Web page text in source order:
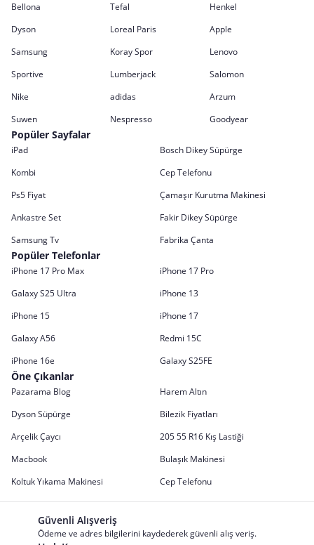
Bellona
Tefal
Henkel
Dyson
Loreal Paris
Apple
Samsung
Koray Spor
Lenovo
Sportive
Lumberjack
Salomon
Nike
adidas
Arzum
Suwen
Nespresso Goodyear
Popüler Sayfalar
iPad
Bosch Dikey Süpürge
Kombi
Cep Telefonu
Ps5 Fiyat
Çamaşır Kurutma Makinesi
Ankastre Set
Fakir Dikey Süpürge
Samsung Tv
Fabrika Çanta
Popüler Telefonlar
iPhone 17 Pro Max
iPhone 17 Pro
Galaxy S25 Ultra
iPhone 13
iPhone 15
iPhone 17
Galaxy A56
Redmi 15C
iPhone 16e
Galaxy S25FE
Öne Çıkanlar
Pazarama Blog
Harem Altın
Dyson Süpürge
Bilezik Fiyatları
Arçelik Çaycı
205 55 R16 Kış Lastiği
Macbook
Bulaşık Makinesi
Koltuk Yıkama Makinesi
Cep Telefonu
Güvenli Alışveriş
Ödeme ve adres bilgilerini kaydederek güvenli alış veriş.